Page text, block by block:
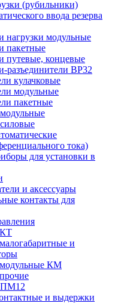
(рубильники)
ввода резерва
нагрузки модульные
пакетные
путевые, концевые
разъединители ВР32
кулачковые
модульные
пакетные
тока)
для установки в
и аксессуары
контакты для
и
КМ
ПМ12
и выдержки